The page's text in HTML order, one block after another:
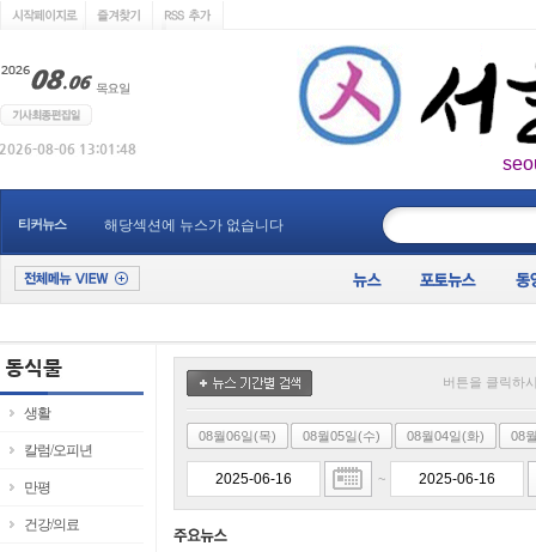
티커뉴스 해당섹션에 뉴스가 없습니다
생활
칼럼/오피년
만평
건강/의료
버튼을 클릭하
08월06일(목) 08월05일(수) 08월04일(화) 08
~